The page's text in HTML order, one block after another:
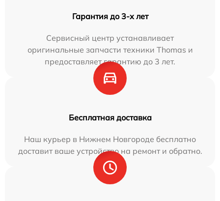
Гарантия до 3-х лет
Сервисный центр устанавливает
оригинальные запчасти техники Thomas и
предоставляет гарантию до 3 лет.
Бесплатная доставка
Наш курьер в Нижнем Новгороде бесплатно
доставит ваше устройство на ремонт и обратно.